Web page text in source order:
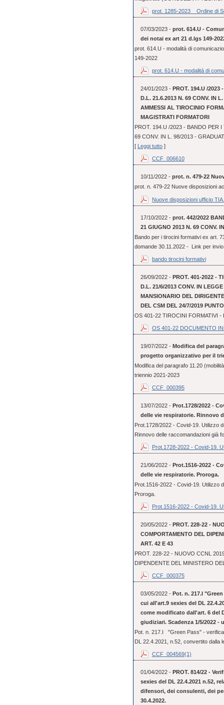
prot. 1285-2023 _ Ordine di
07/03/2023 - prot. 614.U -
dei notai ex art 21 d.lgs 149-
prot. 614.U - modalità di
149-2022
prot. 614.U - modalità di
24/01/2023 - PROT. 194.U /2023
D.L. 21.6.2013 N. 69 CONV. IN
AMMESSI AL TIROCINIO
MAGISTRATI FORMATORI
PROT. 194.U /2023 - BANDO PER
69 CONV. IN L. 98/2013 -
[
Leggi tutto]
CCF_006610
10/11/2022 - prot. n. 479-22
prot. n. 479-22 Nuove disposizioni
Nuove disposizioni ufficio
17/10/2022 - prot. 442/2022
21 GIUGNO 2013 N. 69 CONV.
Bando per i tirocini formativi ex art.
domande 30.11.2022 - Link per
bando tirocini formativi
26/09/2022 - PROT. 401-2022 -
D.L. 21/6/2013 CONV. IN
MANSIONARIO DEL
DEL CSM DEL 24/7/2019
OS 401-22 TIROCINI FORMATIVI
OS 401-22 DOCUMENTO
19/07/2022 - Modifica del
progetto organizzativo per il
Modifica del paragrafo 11.20
triennio 2021-2023
CCF_000395
13/07/2022 - Prot.1728/2022 -
delle vie respiratorie. Rinnovo
Prot.1728/2022 - Covid-19. Utilizzo
Rinnovo delle raccomandazioni già
Prot.1728-2022 - Covid-19.
21/06/2022 - Prot.1516-2022 -
delle vie respiratorie. Proroga.
Prot.1516-2022 - Covid-19. Utilizzo
Proroga.
Prot.1516-2022 - Covid-19.
20/05/2022 - PROT. 228-22 -
COMPORTAMENTO DEL
ART. 42 E 43
PROT. 228-22 - NUOVO CCNL
DIPENDENTE DEL MINISTERO
CCF_000375
03/05/2022 - Pot. n. 217.I
cui all'art.9 sexies del DL
come modificato dall'art. 6 del
giudiziari. Scadenza 1/5/2022 -
Pot. n. 217.I "Green Pass" -
DL 22.4.2021, n.52, convertito dalla
CCF_004569(1)
01/04/2022 - PROT. 814/22 -
sexies del DL 22.4.2021 n.52,
difensori, dei consulenti, dei
30.4.2022.